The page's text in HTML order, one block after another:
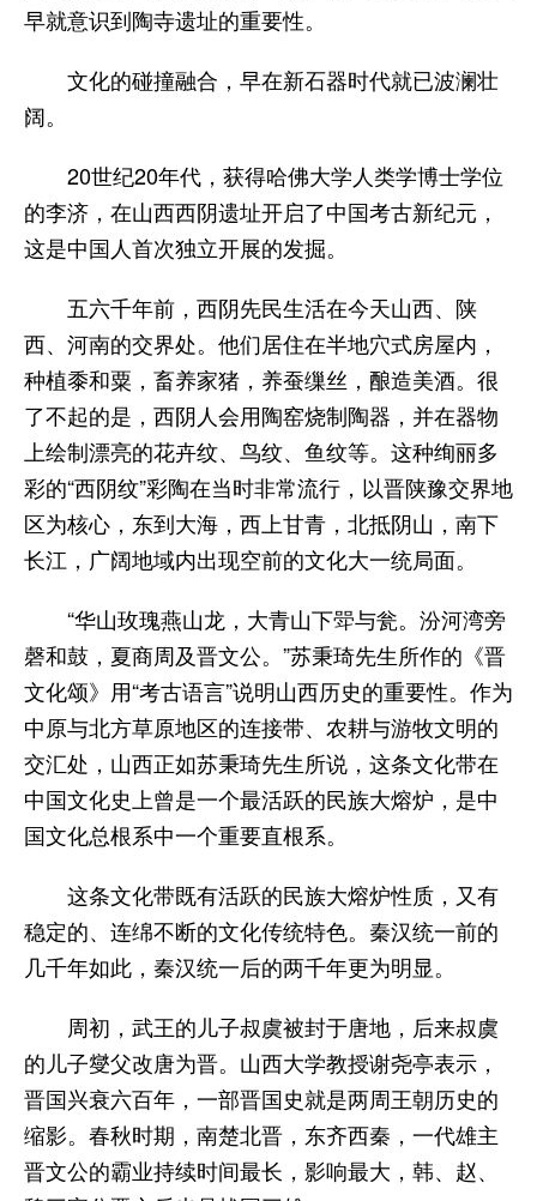
早就意识到陶寺遗址的重要性。
文化的碰撞融合，早在新石器时代就已波澜壮
阔。
20世纪20年代，获得哈佛大学人类学博士学位
的李济，在山西西阴遗址开启了中国考古新纪元，
这是中国人首次独立开展的发掘。
五六千年前，西阴先民生活在今天山西、陕
西、河南的交界处。他们居住在半地穴式房屋内，
种植黍和粟，畜养家猪，养蚕缫丝，酿造美酒。很
了不起的是，西阴人会用陶窑烧制陶器，并在器物
上绘制漂亮的花卉纹、鸟纹、鱼纹等。这种绚丽多
彩的“西阴纹”彩陶在当时非常流行，以晋陕豫交界地
区为核心，东到大海，西上甘青，北抵阴山，南下
长江，广阔地域内出现空前的文化大一统局面。
“华山玫瑰燕山龙，大青山下斝与瓮。汾河湾旁
磬和鼓，夏商周及晋文公。”苏秉琦先生所作的《晋
文化颂》用“考古语言”说明山西历史的重要性。作为
中原与北方草原地区的连接带、农耕与游牧文明的
交汇处，山西正如苏秉琦先生所说，这条文化带在
中国文化史上曾是一个最活跃的民族大熔炉，是中
国文化总根系中一个重要直根系。
这条文化带既有活跃的民族大熔炉性质，又有
稳定的、连绵不断的文化传统特色。秦汉统一前的
几千年如此，秦汉统一后的两千年更为明显。
周初，武王的儿子叔虞被封于唐地，后来叔虞
的儿子燮父改唐为晋。山西大学教授谢尧亭表示，
晋国兴衰六百年，一部晋国史就是两周王朝历史的
缩影。春秋时期，南楚北晋，东齐西秦，一代雄主
晋文公的霸业持续时间最长，影响最大，韩、赵、